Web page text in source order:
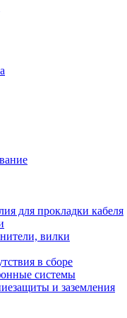
для прокладки кабеля
вилки
в сборе
системы
и заземления